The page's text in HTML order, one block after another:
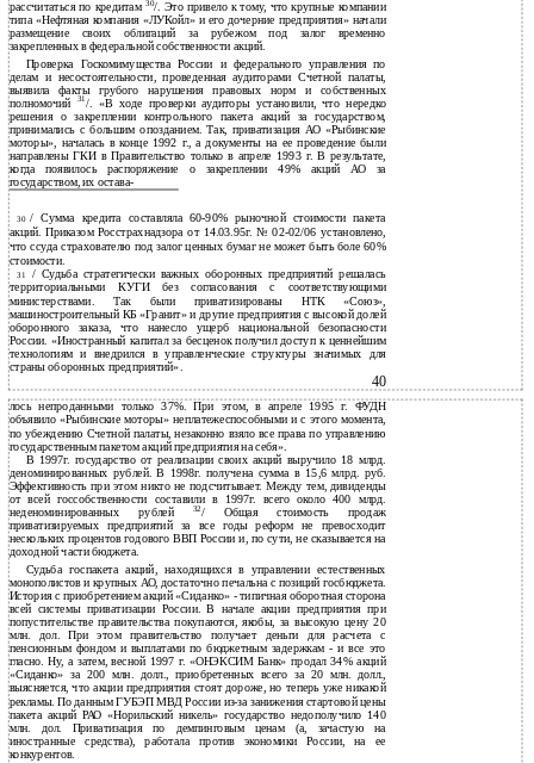
рассчитаться по кредитам 30/. Это привело к тому, что крупные компании
типа «Нефтяная компания «ЛУКойл» и его дочерние предприятия» начали
размещение своих облигаций за рубежом под залог временно
закрепленных в федеральной собственности акций.
Проверка Госкомимущества России и федерального управления по
делам и несостоятельности, проведенная аудиторами Счетной палаты,
выявила факты грубого нарушения правовых норм и собственных
полномочий 31/. «В ходе проверки аудиторы установили, что нередко
решения о закреплении контрольного пакета акций за государством,
принимались с большим опозданием. Так, приватизация АО «Рыбинские
моторы», началась в конце 1992 г., а документы на ее проведение были
направлены ГКИ в Правительство только в апреле 1993 г. В результате,
когда появилось распоряжение о закреплении 49% акций АО за
государством, их остава-
30 / Сумма кредита составляла60-90% рыночной стоимости пакета
акций. Приказом Росстрахнадзора от 14.03.95г. № 02-02/06 установлено,
что ссуда страхователю под залог ценных бумаг не может быть боле 60%
стоимости.
31
/ Судьба стратегически важных оборонных предприятий решалась
территориальными КУГИ без согласования с соответствующими
министерствами. Так были приватизированы НТК «Союз»,
машиностроительный КБ «Гранит» и другие предприятия с высокой долей
оборонного заказа, что нанесло ущерб национальной безопасности
России. «Иностранный капитал за бесценок получил доступ к ценнейшим
технологиям и внедрился в управленческие структуры значимых для
страны оборонных предприятий».
40
лось непроданными только 37%. При этом, в апреле 1995 г. ФУДН
объявило «Рыбинские моторы» неплатежеспособными и с этого момента,
по убеждению Счетной палаты, незаконно взяло все права по управлению
государственным пакетом акций предприятия на себя».
В 1997г. государство от реализации своих акций выручило 18 млрд.
деноминированных рублей. В 1998г. получена сумма в 15,6 млрд. руб.
Эффективность при этом никто не подсчитывает. Между тем, дивиденды
от всей госсобственности составили в 1997г. всего около 400 млрд.
неденоминированных рублей 32/ Общая стоимость продаж
приватизируемых предприятий за все годы реформ не превосходит
нескольких процентов годового ВВП России и, по сути, не сказывается на
доходной части бюджета.
Судьба госпакета акций, находящихся в управлении естественных
монополистов и крупных АО, достаточно печальна с позиций госбюджета.
История с приобретением акций «Сиданко» - типичная оборотная сторона
всей системы приватизации России. В начале акции предприятия при
попустительстве правительства покупаются, якобы, за высокую цену 20
млн. дол. При этом правительство получает деньги для расчета с
пенсионным фондом и выплатами по бюджетным задержкам - и все это
гласно. Ну, а затем, весной 1997 г. «ОНЭКСИМ Банк» продал 34% акций
«Сиданко» за 200 млн. долл., приобретенных всего за 20 млн. долл.,
выясняется, что акции предприятия стоят дороже, но теперь уже никакой
рекламы. По данным ГУБЭП МВД России из-за занижения стартовой цены
пакета акций РАО «Норильский никель» государство недополучило 140
млн. дол. Приватизация по демпинговым ценам (а, зачастую на
иностранные средства), работала против экономики России, на ее
конкурентов.